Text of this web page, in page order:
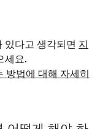
있다고 생각되면 지
세요.
방법에 대해 자세히